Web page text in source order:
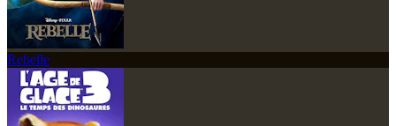
Rebelle